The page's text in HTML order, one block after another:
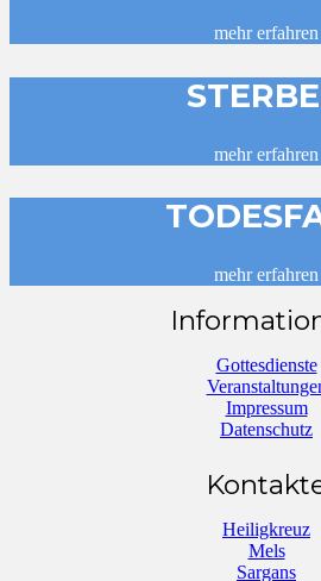
mehr erfahren
mehr erfahren
mehr erfahren
Gottesdienste
Impressum
Datenschutz
Heiligkreuz
Mels
Sargans